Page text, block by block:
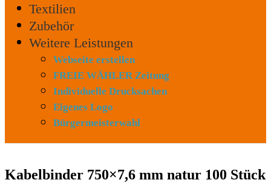
Textilien
Zubehör
Weitere Leistungen
Webseite erstellen
FREIE WÄHLER Zeitung
Individuelle Drucksachen
Eigenes Logo
Bürgermeisterwahl
Kabelbinder 750×7,6 mm natur 100 Stück